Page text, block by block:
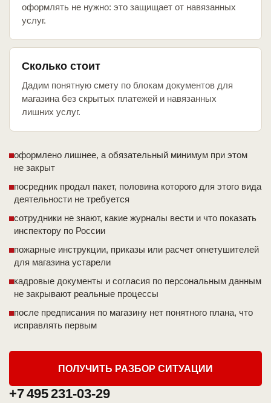
оформлять не нужно: это защищает от навязанных
услуг.
Сколько стоит
Дадим понятную смету по блокам документов для
магазина без скрытых платежей и навязанных
лишних услуг.
оформлено лишнее, а обязательный минимум при этом
не закрыт
посредник продал пакет, половина которого для этого вида
деятельности не требуется
сотрудники не знают, какие журналы вести и что показать
инспектору по России
пожарные инструкции, приказы или расчет огнетушителей
для магазина устарели
кадровые документы и согласия по персональным данным
не закрывают реальные процессы
после предписания по магазину нет понятного плана, что
исправлять первым
ПОЛУЧИТЬ РАЗБОР СИТУАЦИИ
+7 495 231-03-29